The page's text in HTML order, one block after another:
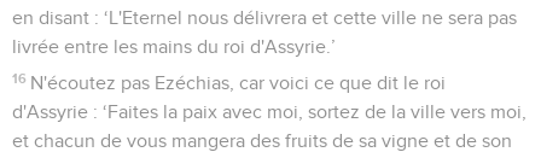
en disant : ‘L'Eternel nous délivrera et cette ville ne sera pas
livrée entre les mains du roi d'Assyrie.’
16 N'écoutez pas Ezéchias, car voici ce que dit le roi
d'Assyrie : ‘Faites la paix avec moi, sortez de la ville vers moi,
et chacun de vous mangera des fruits de sa vigne et de son